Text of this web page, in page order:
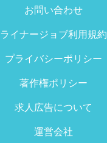
お問い合わせ
ライナージョブ利用規約
プライバシーポリシー
著作権ポリシー
求人広告について
運営会社